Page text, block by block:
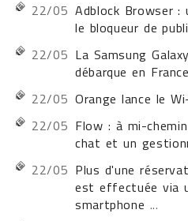
22/05 Adblock Browser
le bloqueur de
22/05 La Samsung
débarque en France
22/05 Orange lance le
22/05 Flow : à mi-
chat et un
22/05 Plus d'une
est effectuée via
smartphone ...